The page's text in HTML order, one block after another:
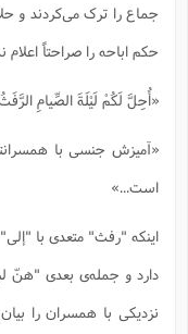
جماع را ترک می‌کردند و
حکم اباحه را صراحتاً اعلام
«أُحِلَّ لَکُمْ لَیْلَةَ الصِّیامِ
«آمیزش جنسى با
است...»
اینکه "رفث" متعدی با
دارد و جمله‌ی بعدی "هنّ
نزدیکی با همسران را